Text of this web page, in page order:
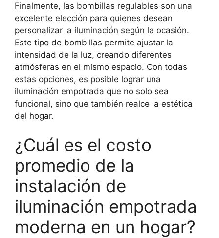
Finalmente, las bombillas regulables son una
excelente elección para quienes desean
personalizar la iluminación según la ocasión.
Este tipo de bombillas permite ajustar la
intensidad de la luz, creando diferentes
atmósferas en el mismo espacio. Con todas
estas opciones, es posible lograr una
iluminación empotrada que no solo sea
funcional, sino que también realce la estética
del hogar.
¿Cuál es el costo
promedio de la
instalación de
iluminación empotrada
moderna en un hogar?